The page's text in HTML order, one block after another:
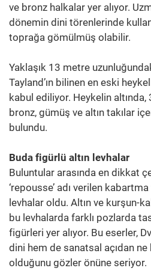
ve bronz halkalar yer alıyor.
dönemin dini törenlerinde
toprağa gömülmüş olabilir.
Yaklaşık 13 metre
Tayland’ın bilinen en eski
kabul ediliyor. Heykelin
bronz, gümüş ve altın takılar
bulundu.
Buda figürlü altın levhalar
Buluntular arasında en dikkat
‘repousse’ adı verilen
levhalar oldu. Altın ve kurşun-
bu levhalarda farklı pozlarda
figürleri yer alıyor. Bu eserler,
dini hem de sanatsal açıdan
olduğunu gözler önüne seriyor.